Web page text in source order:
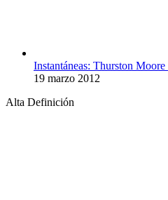
Instantáneas: Thurston
19 marzo 2012
Alta Definición